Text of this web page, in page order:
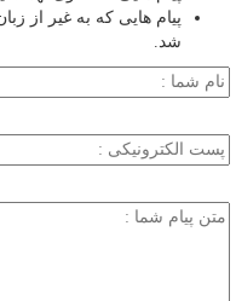
پیام هایی که به غیر از
شد.